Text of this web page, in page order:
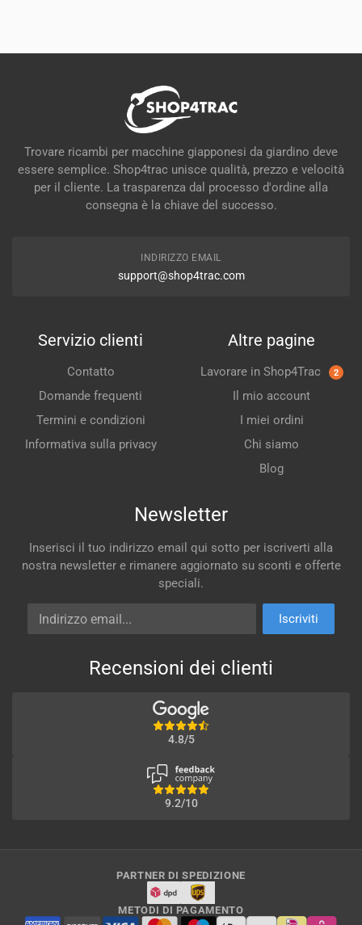
Trovare ricambi per macchine giapponesi da giardino deve
essere semplice. Shop4trac unisce qualità, prezzo e velocità
per il cliente. La trasparenza dal processo d'ordine alla
consegna è la chiave del successo.
INDIRIZZO EMAIL
support@shop4trac.com
Servizio clienti
Contatto
Domande frequenti
Termini e condizioni
Informativa sulla privacy
Altre pagine
Lavorare in Shop4Trac 2
Il mio account
I miei ordini
Chi siamo
Blog
Newsletter
Inserisci il tuo indirizzo email qui sotto per iscriverti alla
nostra newsletter e rimanere aggiornato su sconti e offerte
speciali.
Indirizzo email
Iscriviti
Recensioni dei clienti
4.8/5
9.2/10
PARTNER DI SPEDIZIONE
METODI DI PAGAMENTO